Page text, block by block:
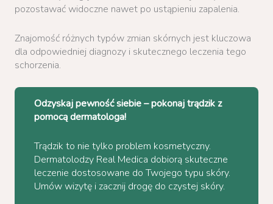
pozostawać widoczne nawet po ustąpieniu zapalenia.
Znajomość różnych typów zmian skórnych jest kluczowa
dla odpowiedniej diagnozy i skutecznego leczenia tego
schorzenia.
Odzyskaj pewność siebie – pokonaj trądzik z
pomocą dermatologa!
Trądzik to nie tylko problem kosmetyczny.
Dermatolodzy Real Medica dobiorą skuteczne
leczenie dostosowane do Twojego typu skóry.
Umów wizytę i zacznij drogę do czystej skóry.